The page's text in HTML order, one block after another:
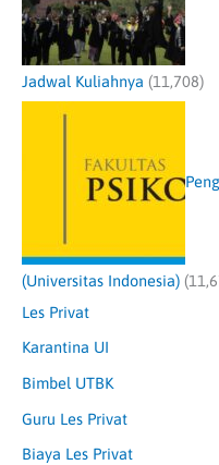
Jadwal Kuliahnya (11,708)
(Universitas Indonesia)
Les Privat
Karantina UI
Bimbel UTBK
Guru Les Privat
Biaya Les Privat